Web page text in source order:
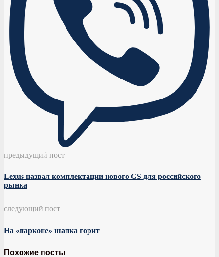
предыдущий пост
Lexus назвал комплектации нового GS для российского
рынка
следующий пост
На «парконе» шапка горит
Похожие посты